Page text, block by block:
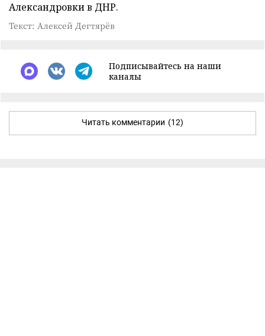
Александровки в ДНР.
Текст: Алексей Дегтярёв
Подписывайтесь на наши
каналы
Читать комментарии (12)